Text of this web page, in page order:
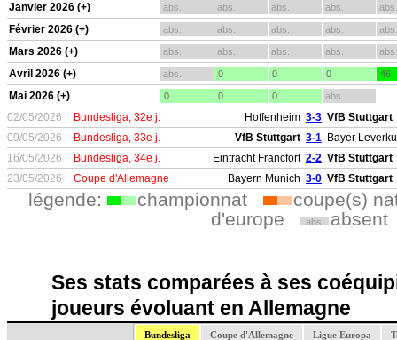
Janvier 2026 (+) abs. abs. abs. abs. abs.
Février 2026 (+) abs. abs. abs. abs. abs.
Mars 2026 (+) abs. abs. abs. abs. abs.
Avril 2026 (+) abs. 0 0 0 46
Mai 2026 (+) 0 0 0 abs.
02/05/2026 Bundesliga, 32e j. Hoffenheim 3-3 VfB Stuttgart
09/05/2026
Bundesliga, 33e j. VfB Stuttgart 3-1 Bayer
16/05/2026
Bundesliga, 34e j. Eintracht Francfort 2-2 VfB Stuttgart
23/05/2026
Coupe d'Allemagne Bayern Munich 3-0 VfB Stuttgart
légende: championnat
coupe(s)
d'europe
abs. absent
Ses stats comparées à ses
joueurs évoluant en Allemagne
Bundesliga Coupe d'Allemagne Ligue Europa